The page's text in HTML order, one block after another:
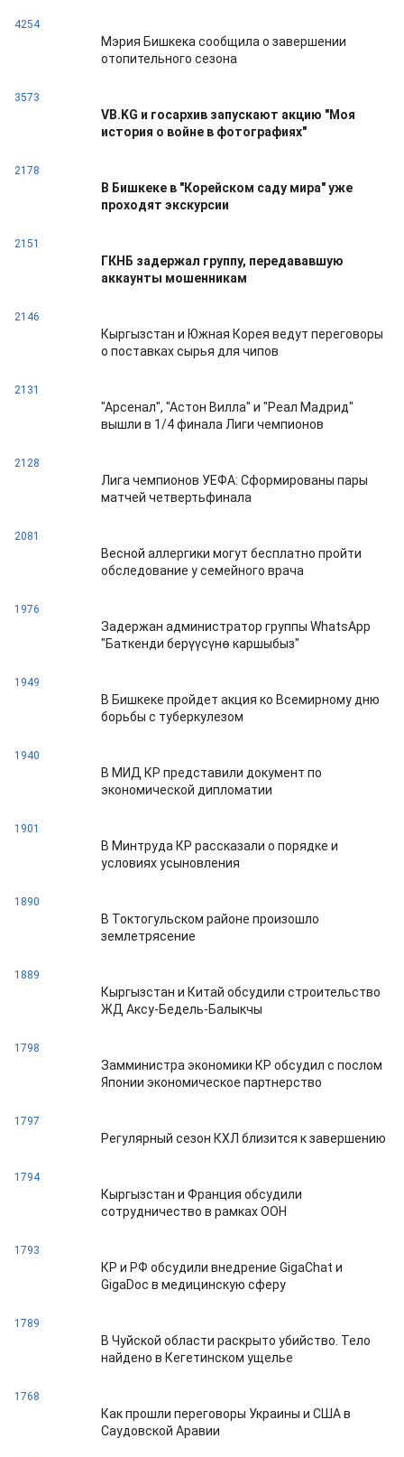
4254
Мэрия Бишкека сообщила о завершении
отопительного сезона
3573
VB.KG и госархив запускают акцию "Моя
история о войне в фотографиях"
2178
В Бишкеке в "Корейском саду мира" уже
проходят экскурсии
2151
ГКНБ задержал группу, передававшую
аккаунты мошенникам
2146
Кыргызстан и Южная Корея ведут переговоры
о поставках сырья для чипов
2131
"Арсенал", "Астон Вилла" и "Реал Мадрид"
вышли в 1/4 финала Лиги чемпионов
2128
Лига чемпионов УЕФА: Сформированы пары
матчей четвертьфинала
2081
Весной аллергики могут бесплатно пройти
обследование у семейного врача
1976
Задержан администратор группы WhatsApp
"Баткенди берүүсүнө каршыбыз"
1949
В Бишкеке пройдет акция ко Всемирному дню
борьбы с туберкулезом
1940
В МИД КР представили документ по
экономической дипломатии
1901
В Минтруда КР рассказали о порядке и
условиях усыновления
1890
В Токтогульском районе произошло
землетрясение
1889
Кыргызстан и Китай обсудили строительство
ЖД Аксу-Бедель-Балыкчы
1798
Замминистра экономики КР обсудил с послом
Японии экономическое партнерство
1797
Регулярный сезон КХЛ близится к завершению
1794
Кыргызстан и Франция обсудили
сотрудничество в рамках ООН
1793
КР и РФ обсудили внедрение GigaChat и
GigaDoc в медицинскую сферу
1789
В Чуйской области раскрыто убийство. Тело
найдено в Кегетинском ущелье
1768
Как прошли переговоры Украины и США в
Саудовской Аравии